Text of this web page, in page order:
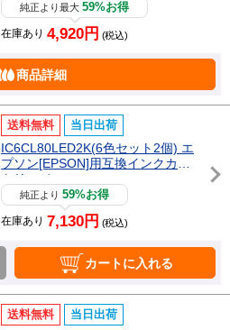
純正より最大59%お得
在庫あり 4,920円 (税込)
商品詳細
送料無料 当日出荷
IC6CL80LED2K(6色セット2個) エ
プソン[EPSON]用互換インクカー
トリッジ
純正より59%お得
在庫あり 7,130円 (税込)
カートに入れる
送料無料 当日出荷